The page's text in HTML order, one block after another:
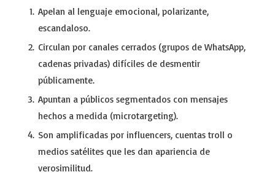
Apelan al lenguaje emocional, polarizante,
escandaloso.
Circulan por canales cerrados (grupos de WhatsApp,
cadenas privadas) difíciles de desmentir
públicamente.
Apuntan a públicos segmentados con mensajes
hechos a medida (microtargeting).
Son amplificadas por influencers, cuentas troll o
medios satélites que les dan apariencia de
verosimilitud.